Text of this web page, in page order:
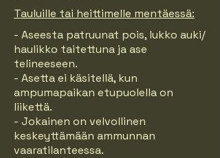
Tauluille tai heittimelle mentäessä:
- Aseesta patruunat pois, lukko auki/
haulikko taitettuna ja ase
telineeseen.
- Asetta ei käsitellä, kun
ampumapaikan etupuolella on
liikettä.
- Jokainen on velvollinen
keskeyttämään ammunnan
vaaratilanteessa.